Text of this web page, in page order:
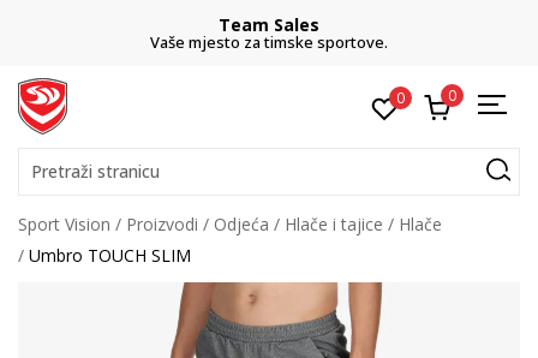
Team Sales
Vaše mjesto za timske sportove.
0 0
Pretraži stranicu
Sport Vision Proizvodi Odjeća Hlače i tajice
Hlače
Umbro TOUCH SLIM